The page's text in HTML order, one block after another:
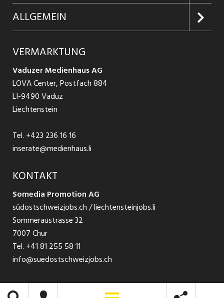
Firmen entdecken
Jobs in Graubünden
Jobs in St. Gallen
Jobs in Glarus
Jobs in der Südostschweiz
Temporär Jobs
Teilzeit Jobs
Praktikum
Inserieren
Produkte
Schnittstelle
Glossar
Ratgeber Bewerbung / Rekrutierung
ALLGEMEIN
AGB
Datenschutzbestimmungen
Nutzungsbedingungen
Impressum
VERMARKTUNG
Vaduzer Medienhaus AG
LOVA Center, Postfach 884
LI-9490 Vaduz
Liechtenstein
Tel. +423 236 16 16
inserate@medienhaus.li
KONTAKT
Somedia Promotion AG
südostschweizjobs.ch / liechtensteinjobs.li
Sommeraustrasse 32
7007 Chur
Tel. +41 81 255 58 11
info@suedostschweizjobs.ch